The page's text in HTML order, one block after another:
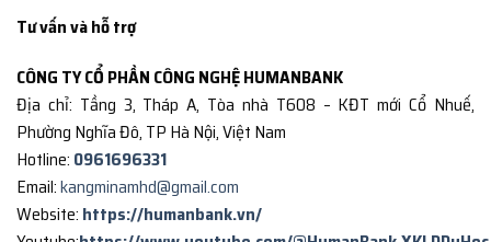
Tư vấn và hỗ trợ
CÔNG TY CỔ PHẦN CÔNG NGHỆ HUMANBANK
Địa chỉ: Tầng 3, Tháp A, Tòa nhà T608 – KĐT mới Cổ Nhuế,
Phường Nghĩa Đô, TP Hà Nội, Việt Nam
Hotline: 0961696331
Email:kangminamhd@gmail.com
Website: https://humanbank.vn/